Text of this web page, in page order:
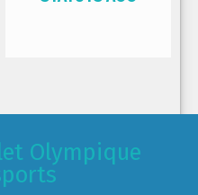
Olympique